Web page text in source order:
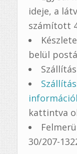
ideje, a
számított
belül
kattintva
30/207-